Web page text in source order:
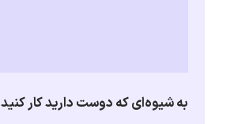
به شیوه‌ای که دوست دارید کار کنید